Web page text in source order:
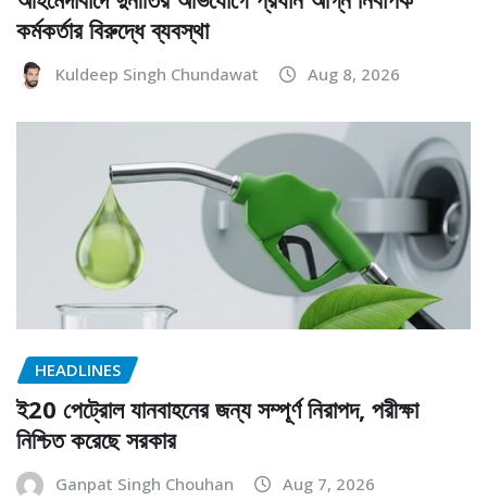
কর্মকর্তার বিরুদ্ধে ব্যবস্থা
Kuldeep Singh Chundawat Aug 8, 2026
HEADLINES
ই20 পেট্রোল যানবাহনের জন্য সম্পূর্ণ নিরাপদ, পরীক্ষা
নিশ্চিত করেছে সরকার
Ganpat Singh Chouhan Aug 7, 2026